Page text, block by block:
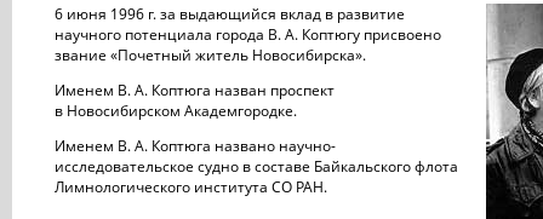
6 июня 1996 г. за выдающийся вклад в развитие
научного потенциала города В. А. Коптюгу присвоено
звание «Почетный житель Новосибирска».
Именем В. А. Коптюга назван проспект
в Новосибирском Академгородке.
Именем В. А. Коптюга названо научно-
исследовательское судно в составе Байкальского флота
Лимнологического института СО РАН.